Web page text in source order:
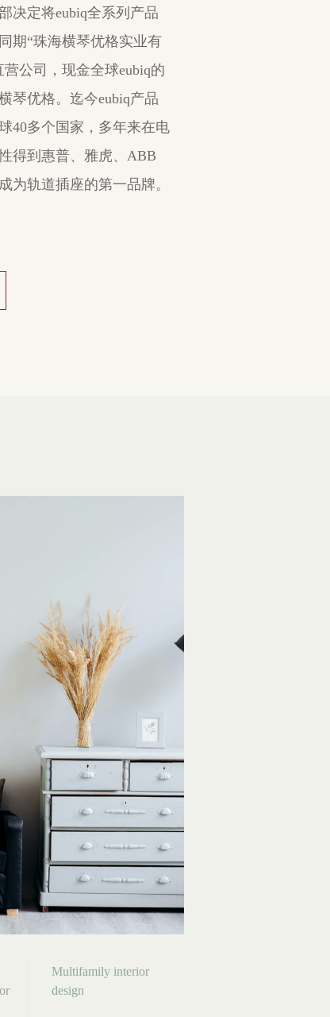
决定将eubiq全系列产品
期“珠海横琴优格实业有
公司，现金全球eubiq的
琴优格。迄今eubiq产品
40多个国家，多年来在电
得到惠普、雅虎、ABB
为轨道插座的第一品牌。
Multifamily interior
design